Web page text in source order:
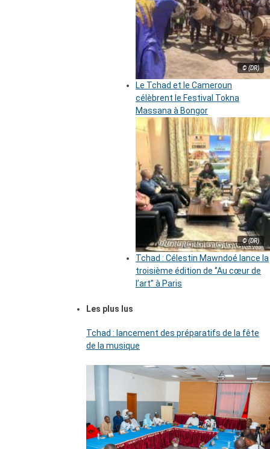
© (DR)
Le Tchad et le Cameroun
célèbrent le Festival Tokna
Massana à Bongor
© (DR)
Tchad : Célestin Mawndoé lance la
troisième édition de ‘’Au cœur de
l’art’’ à Paris
Les plus lus
Tchad : lancement des préparatifs de la fête
de la musique